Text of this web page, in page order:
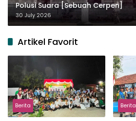
Polusi Suara [Sebuah Cerpen]
30 July 2026
Artikel Favorit
Berita Berita